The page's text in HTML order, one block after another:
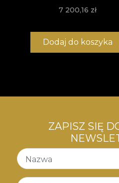
używamy bazy Vlies,
zainstalowania.
7 200,16 zł
Dodaj do koszyka
ZAPISZ SIĘ
Nazwa